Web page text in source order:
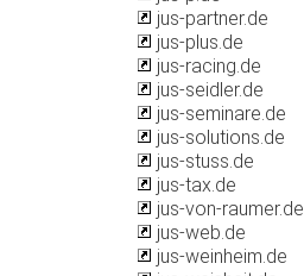
jus-partner.de
jus-plus.de
jus-racing.de
jus-seidler.de
jus-seminare.de
jus-solutions.de
jus-stuss.de
jus-tax.de
jus-von-raumer.de
jus-web.de
jus-weinheim.de